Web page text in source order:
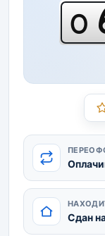
О
Сдан